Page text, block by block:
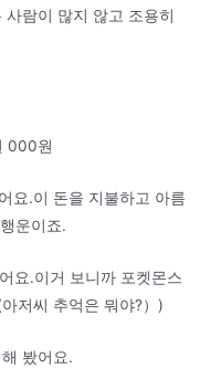
람이 많지 않고 조용히
000원
요.이 돈을 지불하고 아름
운이죠.
요.이거 보니까 포켓몬스
저씨 추억은 뭐야?）)
봤어요.